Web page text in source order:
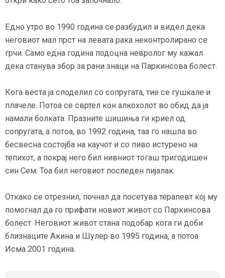
Едно утро во 1990 година се разбудил и видел дека
неговиот мал прст на левата рака неконтролирано се
грчи. Само една година подоцна невролог му кажал
дека станува збор за рани знаци на Паркинсова болест.
Кога веста ја споделил со сопругата, тие се гушкале и
плачеле. Потоа се свртел кон алкохолот во обид да ја
намали болката. Празните шишиња ги криел од
сопругата, а потоа, во 1992 година, таа го нашла во
бесвесна состојба на каучот и со пиво истурено на
тепихот, а покрај него бил нивниот тогаш тригодишен
син Сем. Тоа бил неговиот последен пијалак.
Откако се отрезнил, почнал да посетува терапевт кој му
помогнал да го прифати новиот живот со Паркинсова
болест. Неговиот живот стана подобар кога ги доби
близнаците Акина и Шулер во 1995 година, а потоа
Исма 2001 година.